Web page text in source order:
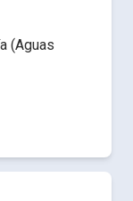
(Aguas